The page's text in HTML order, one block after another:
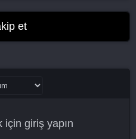
Keiyakusha 15. Bölüm
Keiyakusha 17. Bölüm
Keiyakusha 19. Bölüm
et
için giriş yapın